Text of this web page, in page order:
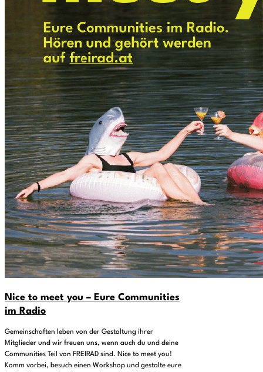
Nice to meet you – Eure Communities
im Radio
Gemeinschaften leben von der Gestaltung ihrer
Mitglieder und wir freuen uns, wenn auch du und deine
Communities Teil von FREIRAD sind. Nice to meet you!
Komm vorbei, besuch einen Workshop und gestalte eure